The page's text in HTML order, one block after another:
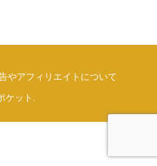
やアフィリエイトについて
ケット